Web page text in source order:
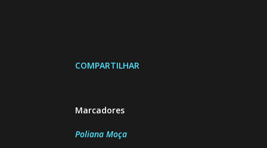
COMPARTILHAR
Marcadores
Poliana Moça